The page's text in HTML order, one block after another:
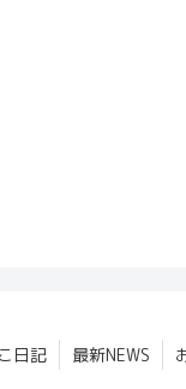
日記 最新NEWS